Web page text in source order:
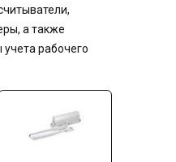
а также
рабочего